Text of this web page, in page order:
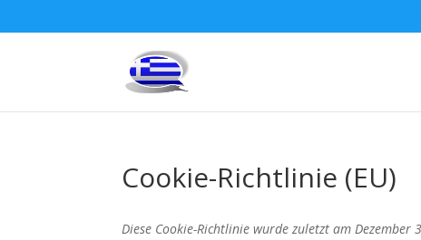
Cookie-Richtlinie (EU)
Diese Cookie-Richtlinie wurde zuletzt am